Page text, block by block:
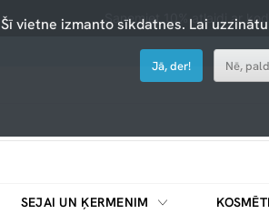
Saņemiet 10% atlaidi ar
SEJAI UN ĶERMENIM
Šī vietne izmanto sīkdatnes. Lai
Jā, der! Nē,